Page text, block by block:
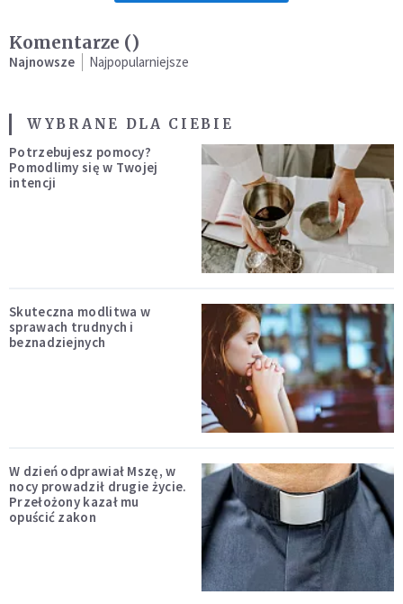
Komentarze ()
Najnowsze Najpopularniejsze
WYBRANE DLA CIEBIE
Potrzebujesz pomocy?
Pomodlimy się w Twojej
intencji
Skuteczna modlitwa w
sprawach trudnych i
beznadziejnych
W dzień odprawiał Mszę, w
nocy prowadził drugie życie.
Przełożony kazał mu
opuścić zakon